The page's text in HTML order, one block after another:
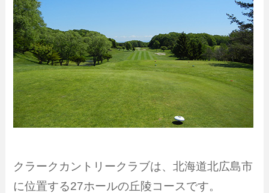
クラークカントリークラブは、北海道北広島市
に位置する27ホールの丘陵コースです。